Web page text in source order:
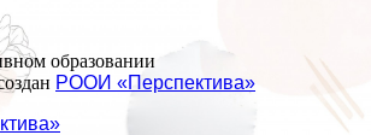
образовании
РООИ «Перспектива»